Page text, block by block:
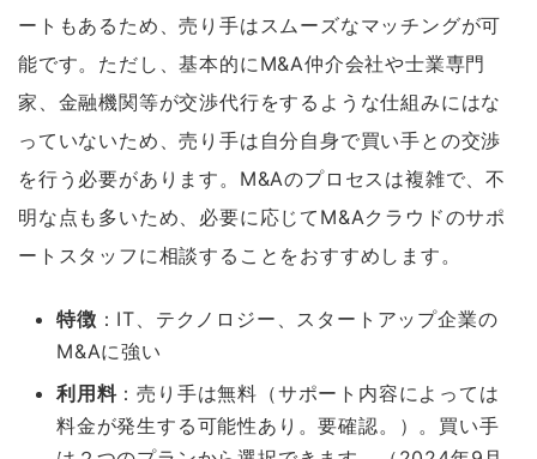
ートもあるため、売り手はスムーズなマッチングが可
能です。ただし、基本的にM&A仲介会社や士業専門
家、金融機関等が交渉代行をするような仕組みにはな
っていないため、売り手は自分自身で買い手との交渉
を行う必要があります。M&Aのプロセスは複雑で、不
明な点も多いため、必要に応じてM&Aクラウドのサポ
ートスタッフに相談することをおすすめします。
特徴 ：IT、テクノロジー、スタートアップ企業の
M&Aに強い
利用料：売り手は無料（サポート内容によっては
料金が発生する可能性あり。要確認。）。買い手